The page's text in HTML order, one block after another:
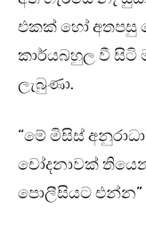
එකක් හෝ අතපසු
කාර්යබහුල වී
ලැබුණා.
“මේ මිසිස්
චෝදනාවක්
පොලීසියට එන්න”